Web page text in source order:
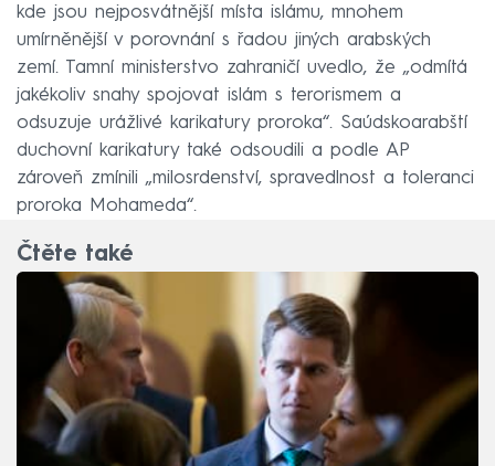
kde jsou nejposvátnější místa islámu, mnohem
umírněnější v porovnání s řadou jiných arabských
zemí. Tamní ministerstvo zahraničí uvedlo, že „odmítá
jakékoliv snahy spojovat islám s terorismem a
odsuzuje urážlivé karikatury proroka“. Saúdskoarabští
duchovní karikatury také odsoudili a podle AP
zároveň zmínili „milosrdenství, spravedlnost a toleranci
proroka Mohameda“.
Čtěte také